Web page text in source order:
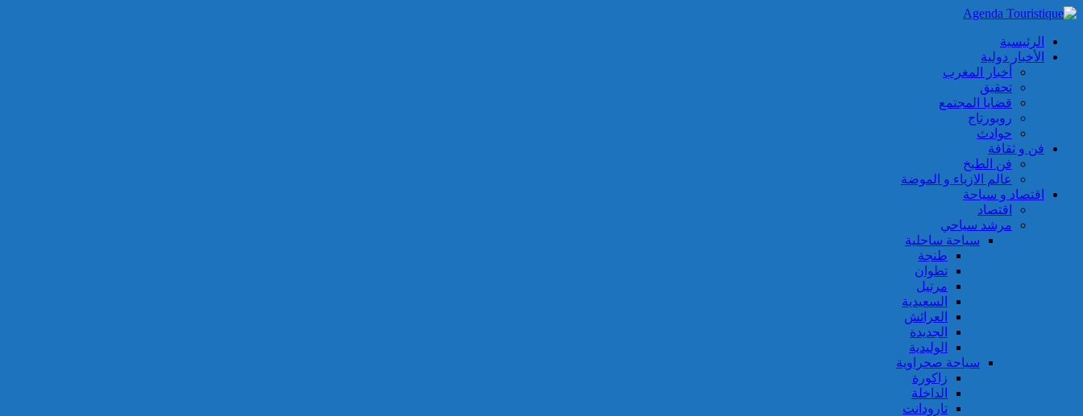
الرئيسية
الأخبار دولية
أخبار المغرب
تحقيق
قضايا المجتمع
روبورتاج
حوادث
فن و ثقافة
فن الطبخ
عالم الازياء و الموضة
اقتصاد و سياحة
اقتصاد
مرشد سياحي
سياحة ساحلية
طنجة
تطوان
مرتيل
السعيدية
العرائش
الجديدة
الوليدية
سياحة صحراوية
زاكورة
الداخلة
تارودانت